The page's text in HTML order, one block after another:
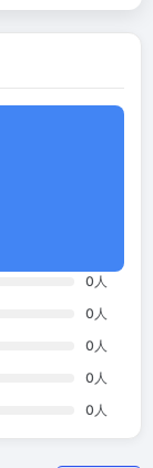
0 人
0 人
0 人
0 人
0 人